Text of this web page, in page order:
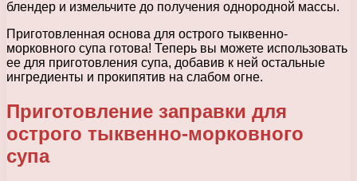
блендер и измельчите до получения однородной массы.
Приготовленная основа для острого тыквенно-
морковного супа готова! Теперь вы можете использовать
ее для приготовления супа, добавив к ней остальные
ингредиенты и прокипятив на слабом огне.
Приготовление заправки для
острого тыквенно-морковного
супа